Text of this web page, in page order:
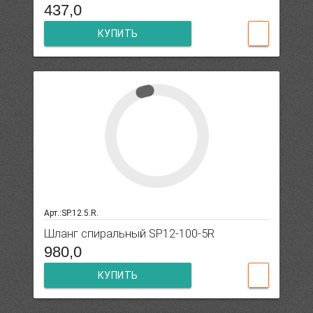
437,0
КУПИТЬ
Арт.:SP.12.5.R.
Шланг спиральный SP12-100-5R
980,0
КУПИТЬ